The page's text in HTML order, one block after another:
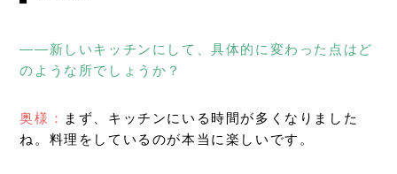
――新しいキッチンにして、具体的に変わった点はど
のような所でしょうか？
奥様： まず、キッチンにいる時間が多くなりました
ね。料理をしているのが本当に楽しいです。